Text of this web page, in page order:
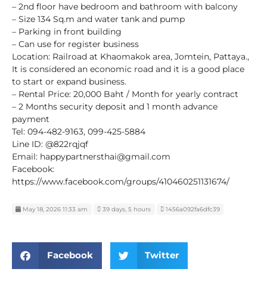
– 2nd floor have bedroom and bathroom with balcony
– Size 134 Sq.m and water tank and pump
– Parking in front building
– Can use for register business
Location: Railroad at Khaomakok area, Jomtein, Pattaya.,
It is considered an economic road and it is a good place
to start or expand business.
– Rental Price: 20,000 Baht / Month for yearly contract
– 2 Months security deposit and 1 month advance
payment
Tel: 094-482-9163, 099-425-5884
Line ID: @822rqjqf
Email: happypartnersthai@gmail.com
Facebook:
https://www.facebook.com/groups/410460251131674/
May 18, 2026 11:33 am 39 days, 5 hours 1456a092fa6dfc39
Facebook Twitter